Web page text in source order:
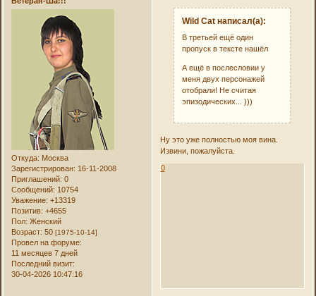
Откуда: Москва
Зарегистрирован: 16-11-2008
Приглашений: 0
Сообщений: 10754
Уважение: +13319
Позитив: +4655
Пол: Женский
Возраст: 50[1975-10-14]
Провел на форуме:
11 месяцев 7 дней
Последний визит:
30-04-2026 10:47:16
Wild Cat написал(а):
В третьей ещё один
пропуск в тексте нашёл
А ещё в послесловии у
меня двух персонажей
отобрали! Не считая
эпизодических... )))
Ну это уже полностью моя вина.
Извини, пожалуйста.
0